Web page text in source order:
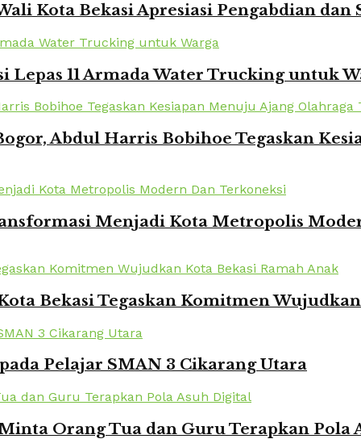
Kota Bekasi Apresiasi Pengabdian
11 Armada Water Trucking untuk
Abdul Harris Bobihoe Tegaskan
Menjadi Kota Metropolis
Bekasi Tegaskan Komitmen
Pelajar SMAN 3 Cikarang Utara
Orang Tua dan Guru Terapkan Pola